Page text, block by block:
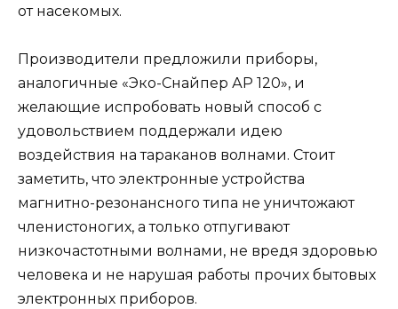
от насекомых.
Производители предложили приборы,
аналогичные «Эко-Снайпер АР 120», и
желающие испробовать новый способ с
удовольствием поддержали идею
воздействия на тараканов волнами. Стоит
заметить, что электронные устройства
магнитно-резонансного типа не уничтожают
членистоногих, а только отпугивают
низкочастотными волнами, не вредя здоровью
человека и не нарушая работы прочих бытовых
электронных приборов.